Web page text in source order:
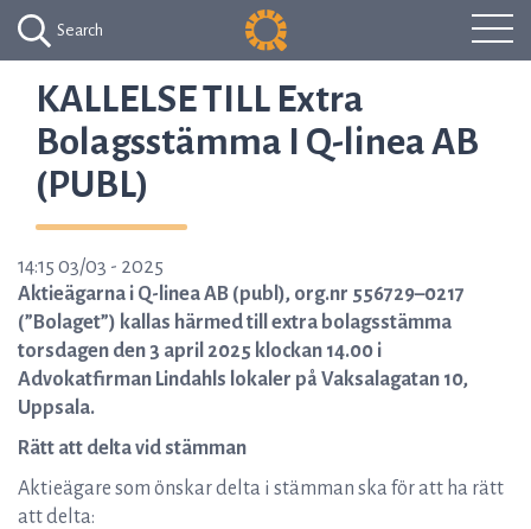
Search
KALLELSE TILL Extra
Bolagsstämma I Q-linea AB
(PUBL)
14:15 03/03 - 2025
Aktieägarna i Q-linea AB (publ), org.nr 556729–0217
(”Bolaget”) kallas härmed till extra bolagsstämma
torsdagen den 3 april 2025 klockan 14.00 i
Advokatfirman Lindahls lokaler på Vaksalagatan 10,
Uppsala.
Rätt att delta vid stämman
Aktieägare som önskar delta i stämman ska för att ha rätt
att delta: